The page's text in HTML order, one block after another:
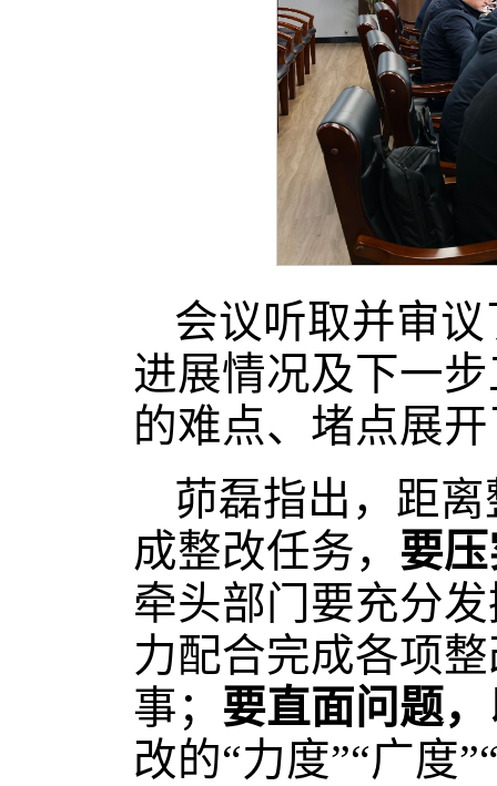
会议听取并审
进展情况及下一
的难点、堵点展
茆磊指出，距
成整改任务， 要
牵头部门要充分
力配合完成各项
事； 要直面问题
改的“力度”“广度